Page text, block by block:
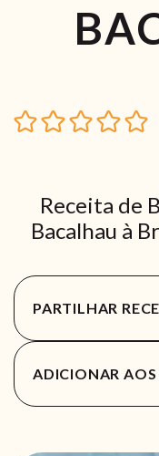
Receita de
Bacalhau à
PARTILHAR
ADICIONAR